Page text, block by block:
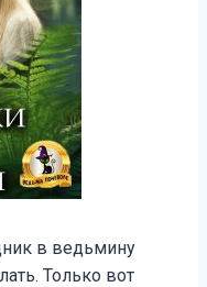
в ведьмину
Только вот